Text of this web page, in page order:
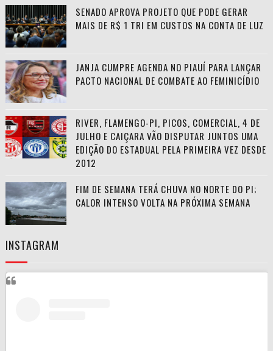
SENADO APROVA PROJETO QUE PODE GERAR
MAIS DE R$ 1 TRI EM CUSTOS NA CONTA DE LUZ
JANJA CUMPRE AGENDA NO PIAUÍ PARA LANÇAR
PACTO NACIONAL DE COMBATE AO FEMINICÍDIO
RIVER, FLAMENGO-PI, PICOS, COMERCIAL, 4 DE
JULHO E CAIÇARA VÃO DISPUTAR JUNTOS UMA
EDIÇÃO DO ESTADUAL PELA PRIMEIRA VEZ DESDE
2012
FIM DE SEMANA TERÁ CHUVA NO NORTE DO PI;
CALOR INTENSO VOLTA NA PRÓXIMA SEMANA
INSTAGRAM